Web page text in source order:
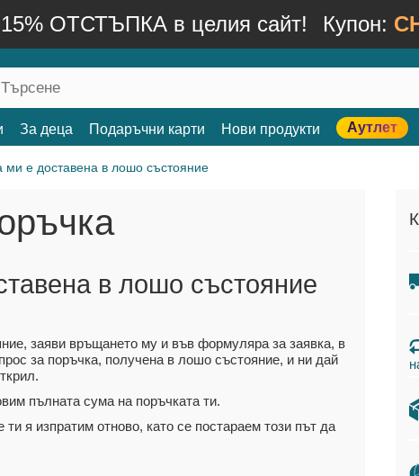
ОТСТЪПКА в целия сайт! Купон:
За деца Подаръчни карти Нови продукти Аутлет
ми е доставена в лошо състояние
в лошо състояние
заяви връщането му и във формуляра за заявка, в
за поръчка, получена в лошо състояние, и ни дай
пълната сума на поръчката ти.
я изпратим отново, като се постараем този път да